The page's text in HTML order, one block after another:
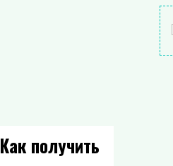
Как получить